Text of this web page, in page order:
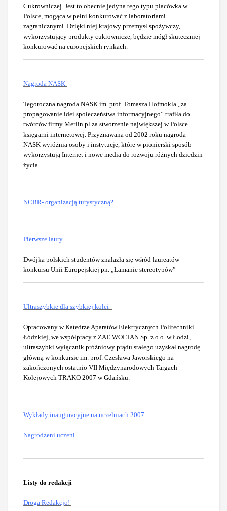
Cukrowniczej. Jest to obecnie jedyna tego typu placówka w
Polsce, mogąca w pełni konkurować z laboratoriami
zagranicznymi. Dzięki niej krajowy przemysł spożywczy,
wykorzystujący produkty cukrownicze, będzie mógł skuteczniej
konkurować na europejskich rynkach.
Nagroda NASK
Tegoroczna nagroda NASK im. prof. Tomasza Hofmokla „za
propagowanie idei społeczeństwa informacyjnego” trafiła do
twórców firmy Merlin.pl za stworzenie największej w Polsce
księgarni internetowej. Przyznawana od 2002 roku nagroda
NASK wyróżnia osoby i instytucje, które w pionierski sposób
wykorzystują Internet i nowe media do rozwoju różnych dziedzin
życia.
NCBR- organizacją turystyczną?
Pierwsze laury
Dwójka polskich studentów znalazła się wśród laureatów
konkursu Unii Europejskiej pn. „Łamanie stereotypów”
Ultraszybkie dla szybkiej kolei
Opracowany w Katedrze Aparatów Elektrycznych Politechniki
Łódzkiej, we współpracy z ZAE WOLTAN Sp. z o.o. w Łodzi,
ultraszybki wyłącznik próżniowy prądu stałego uzyskał nagrodę
główną w konkursie im. prof. Czesława Jaworskiego na
zakończonych ostatnio VII Międzynarodowych Targach
Kolejowych TRAKO 2007 w Gdańsku.
Wykłady inauguracyjne na uczelniach 2007
Nagrodzeni uczeni
Listy do redakcji
Droga Redakcjo!